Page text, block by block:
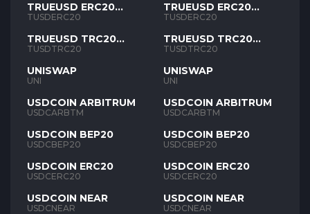
TRUEUSD ERC20
TUSD
TUSDERC20
TRUEUSD TRC20
TUSD
TUSDTRC20
UNISWAP
UNI
USDCOIN ARBITRUM
USDCARBTM
USDCOIN BEP20
USDCBEP20
USDCOIN ERC20
USDCERC20
USDCOIN NEAR
USDCNEAR
TRUEUSD ERC20
TUSD
TUSDERC20
TRUEUSD TRC20
TUSD
TUSDTRC20
UNISWAP
UNI
USDCOIN ARBITRUM
USDCARBTM
USDCOIN BEP20
USDCBEP20
USDCOIN ERC20
USDCERC20
USDCOIN NEAR
USDCNEAR